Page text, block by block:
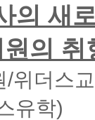
의 새
의
더스
유학)